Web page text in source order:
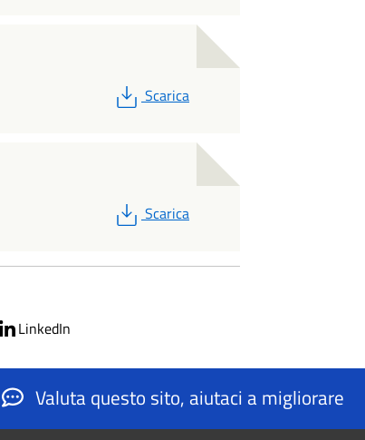
PDF
Scarica
PDF
Scarica
LinkedIn
Valuta questo sito, aiutaci a migliorare